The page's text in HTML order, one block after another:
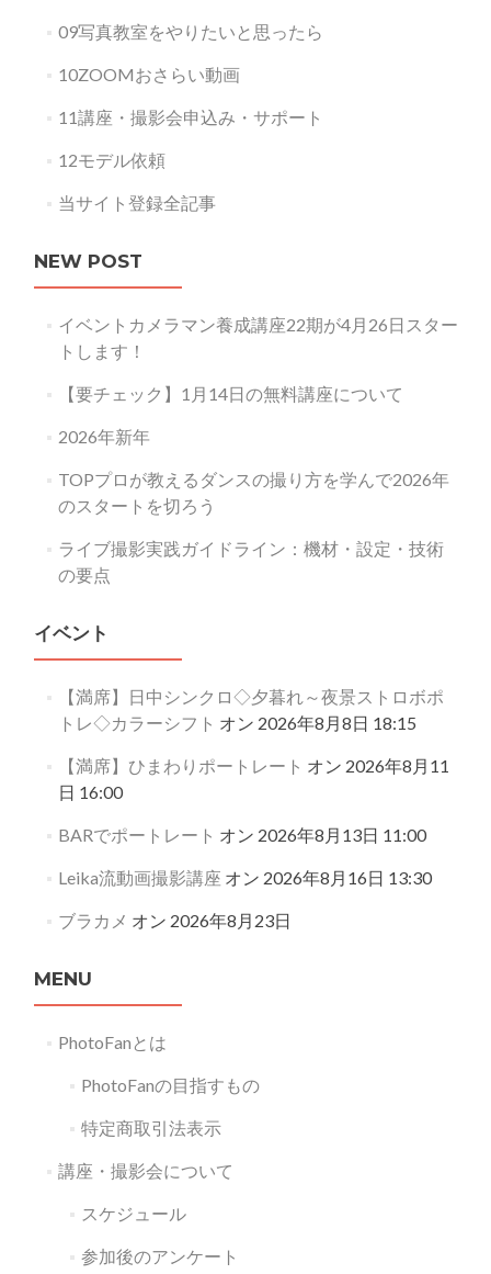
09写真教室をやりたいと思ったら
10ZOOMおさらい動画
11講座・撮影会申込み・サポート
12モデル依頼
当サイト登録全記事
NEW POST
イベントカメラマン養成講座22期が4月26日スター
トします！
【要チェック】1月14日の無料講座について
2026年新年
TOPプロが教えるダンスの撮り方を学んで2026年
のスタートを切ろう
ライブ撮影実践ガイドライン：機材・設定・技術
の要点
イベント
【満席】日中シンクロ◇夕暮れ～夜景ストロボポ
トレ◇カラーシフト オン 2026年8月8日 18:15
【満席】ひまわりポートレート オン 2026年8月11
日 16:00
BARでポートレート オン 2026年8月13日 11:00
Leika流動画撮影講座 オン 2026年8月16日 13:30
ブラカメ オン 2026年8月23日
MENU
PhotoFanとは
PhotoFanの目指すもの
特定商取引法表示
講座・撮影会について
スケジュール
参加後のアンケート